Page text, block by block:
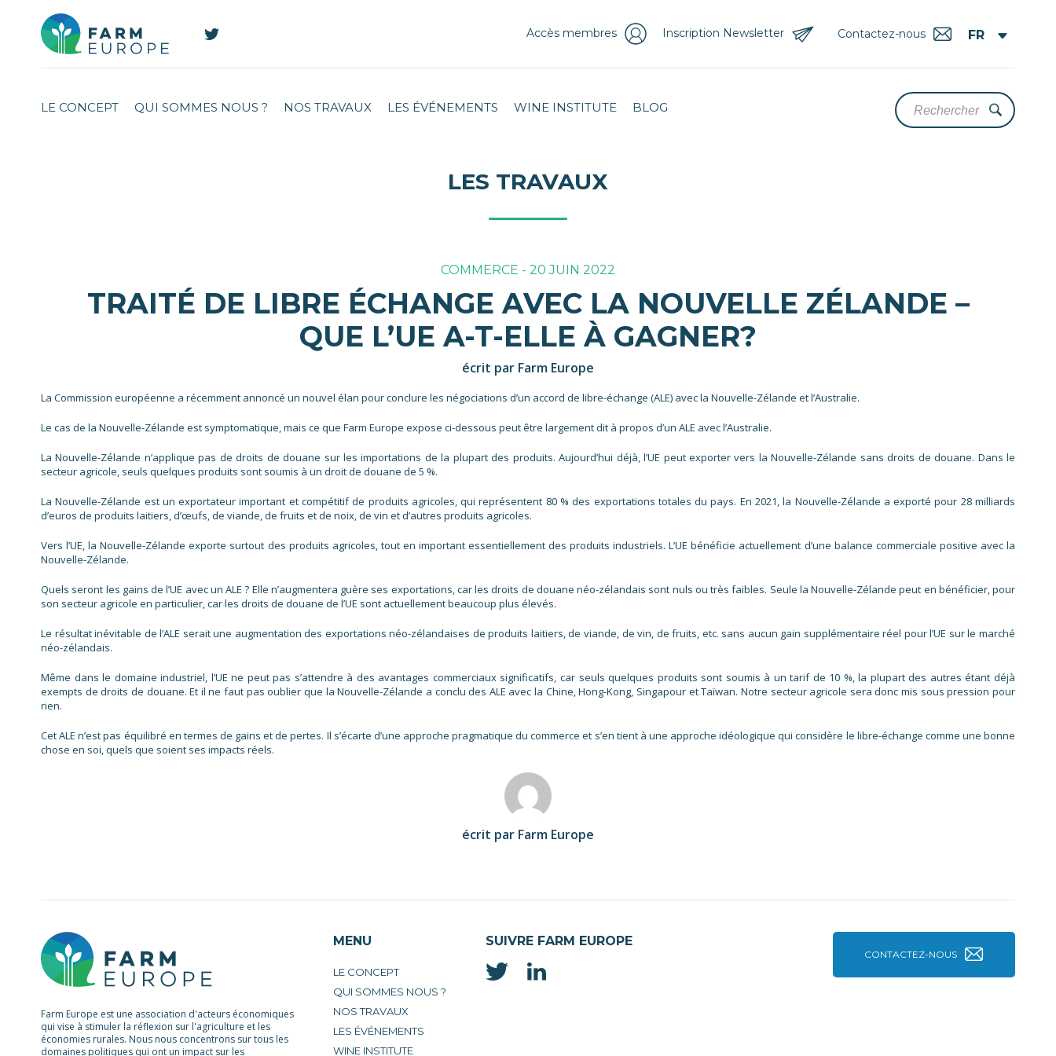
Contactez-nous
Inscription Newsletter
Accès membres
LE CONCEPT QUI SOMMES NOUS ? NOS TRAVAUX LES ÉVÉNEMENTS WINE INSTITUTE BLOG
LES TRAVAUX
COMMERCE - 20 JUIN 2022
TRAITÉ DE LIBRE ÉCHANGE AVEC LA NOUVELLE ZÉLANDE –
QUE L’UE A-T-ELLE À GAGNER?
écrit par Farm Europe
La Commission européenne a récemment annoncé un nouvel élan pour conclure les négociations d’un accord de libre-échange (ALE) avec la Nouvelle-Zélande et l’Australie.
Le cas de la Nouvelle-Zélande est symptomatique, mais ce que Farm Europe expose ci-dessous peut être largement dit à propos d’un ALE avec l’Australie.
La Nouvelle-Zélande n’applique pas de droits de douane sur les importations de la plupart des produits. Aujourd’hui déjà, l’UE peut exporter vers la Nouvelle-Zélande sans droits de douane. Dans le
secteur agricole, seuls quelques produits sont soumis à un droit de douane de 5 %.
La Nouvelle-Zélande est un exportateur important et compétitif de produits agricoles, qui représentent 80 % des exportations totales du pays. En 2021, la Nouvelle-Zélande a exporté pour 28 milliards
d’euros de produits laitiers, d’œufs, de viande, de fruits et de noix, de vin et d’autres produits agricoles.
Vers l’UE, la Nouvelle-Zélande exporte surtout des produits agricoles, tout en important essentiellement des produits industriels. L’UE bénéficie actuellement d’une balance commerciale positive avec la
Nouvelle-Zélande.
Quels seront les gains de l’UE avec un ALE ? Elle n’augmentera guère ses exportations, car les droits de douane néo-zélandais sont nuls ou très faibles. Seule la Nouvelle-Zélande peut en bénéficier, pour
son secteur agricole en particulier, car les droits de douane de l’UE sont actuellement beaucoup plus élevés.
Le résultat inévitable de l’ALE serait une augmentation des exportations néo-zélandaises de produits laitiers, de viande, de vin, de fruits, etc. sans aucun gain supplémentaire réel pour l’UE sur le marché
néo-zélandais.
Même dans le domaine industriel, l’UE ne peut pas s’attendre à des avantages commerciaux significatifs, car seuls quelques produits sont soumis à un tarif de 10 %, la plupart des autres étant déjà
exempts de droits de douane. Et il ne faut pas oublier que la Nouvelle-Zélande a conclu des ALE avec la Chine, Hong-Kong, Singapour et Taïwan. Notre secteur agricole sera donc mis sous pression pour
rien.
Cet ALE n’est pas équilibré en termes de gains et de pertes. Il s’écarte d’une approche pragmatique du commerce et s’en tient à une approche idéologique qui considère le libre-échange comme une bonne
chose en soi, quels que soient ses impacts réels.
écrit par Farm Europe
Farm Europe est une association d'acteurs économiques
qui vise à stimuler la réflexion sur l'agriculture et les
économies rurales. Nous nous concentrons sur tous les
domaines politiques qui ont un impact sur les
MENU
LE CONCEPT
QUI SOMMES NOUS ?
NOS TRAVAUX
LES ÉVÉNEMENTS
WINE INSTITUTE
SUIVRE FARM EUROPE
CONTACTEZ-NOUS